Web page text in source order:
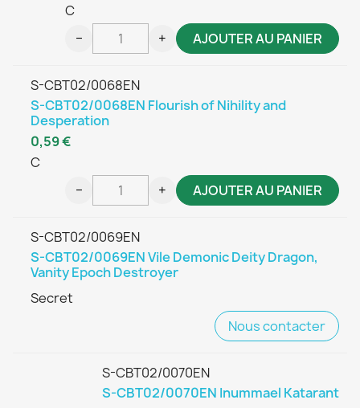
C
− + AJOUTER AU PANIER
S-CBT02/0068EN
S-CBT02/0068EN Flourish of Nihility and
Desperation
C
0,59 €
− + AJOUTER AU PANIER
S-CBT02/0069EN
S-CBT02/0069EN Vile Demonic Deity Dragon,
Vanity Epoch Destroyer
Secret
Nous contacter
S-CBT02/0070EN
S-CBT02/0070EN Inummael Katarant